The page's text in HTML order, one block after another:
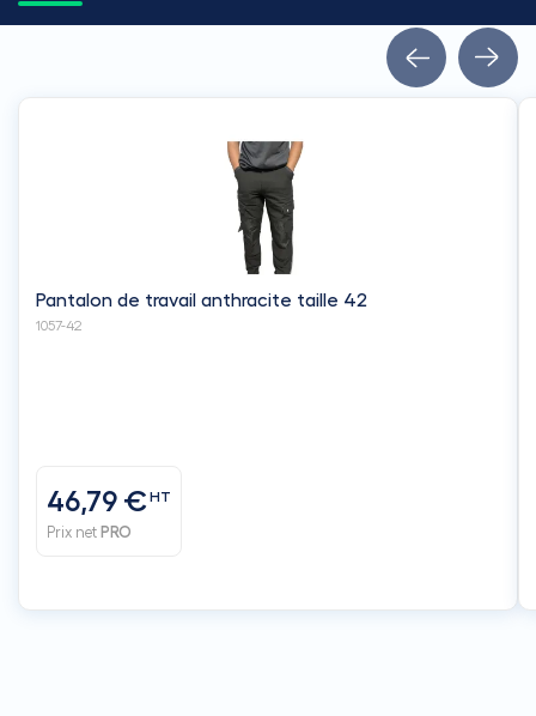
Pantalon de travail anthracite taille 42
1057-42
46,79 €HT
Prix net PRO